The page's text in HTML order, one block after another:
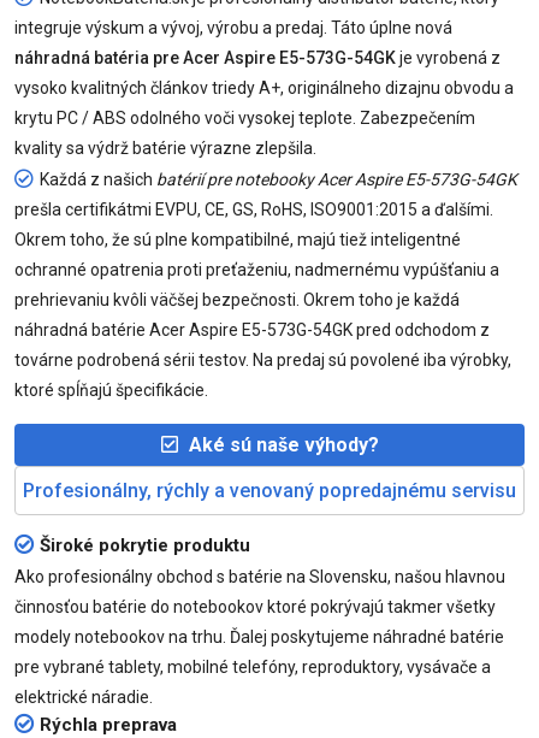
integruje výskum a vývoj, výrobu a predaj. Táto úplne nová
náhradná batéria pre Acer Aspire E5-573G-54GKje vyrobená z
vysoko kvalitných článkov triedy A+, originálneho dizajnu obvodu a
krytu PC / ABS odolného voči vysokej teplote. Zabezpečením
kvality sa výdrž batérie výrazne zlepšila.
Každá z našich batérií pre notebooky Acer Aspire E5-573G-54GK
prešla certifikátmi EVPU, CE, GS, RoHS, ISO9001:2015 a ďalšími.
Okrem toho, že sú plne kompatibilné, majú tiež inteligentné
ochranné opatrenia proti preťaženiu, nadmernému vypúšťaniu a
prehrievaniu kvôli väčšej bezpečnosti. Okrem toho je každá
náhradná batérie Acer Aspire E5-573G-54GK pred odchodom z
továrne podrobená sérii testov. Na predaj sú povolené iba výrobky,
ktoré spĺňajú špecifikácie.
Aké sú naše výhody?
Profesionálny, rýchly a venovaný popredajnému servisu
Široké pokrytie produktu
Ako profesionálny obchod s batérie na Slovensku, našou hlavnou
činnosťou batérie do notebookov ktoré pokrývajú takmer všetky
modely notebookov na trhu. Ďalej poskytujeme náhradné batérie
pre vybrané tablety, mobilné telefóny, reproduktory, vysávače a
elektrické náradie.
Rýchla preprava